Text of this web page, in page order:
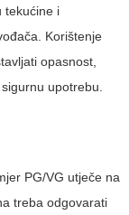
tekućine i
Korištenje
opasnost,
upotrebu.
PG/VG utječe na
treba odgovarati